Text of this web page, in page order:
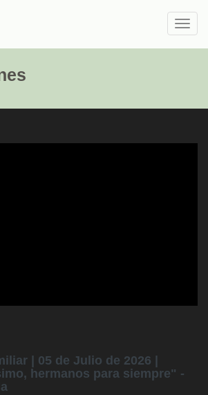
| 05 de Julio de 2026 |
hermanos para siempre" -